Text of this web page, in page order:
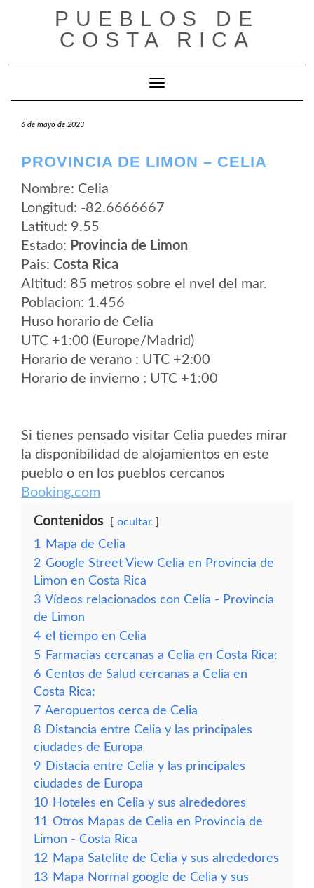
PUEBLOS DE
COSTA RICA
Cambiar modo de navegación
6 de mayo de 2023
PROVINCIA DE LIMON – CELIA
Nombre: Celia
Longitud: -82.6666667
Latitud: 9.55
Estado: Provincia de Limon
Pais: Costa Rica
Altitud: 85 metros sobre el nvel del mar.
Poblacion: 1.456
Huso horario de Celia
UTC +1:00 (Europe/Madrid)
Horario de verano : UTC +2:00
Horario de invierno : UTC +1:00
Si tienes pensado visitar Celia puedes mirar
la disponibilidad de alojamientos en este
pueblo o en los pueblos cercanos
Booking.com
Contenidos ocultar
1
Mapa de Celia
2 Google Street View Celia en Provincia de
Limon en Costa Rica
3 Vídeos relacionados con Celia - Provincia
de Limon
4 el tiempo en Celia
5 Farmacias cercanas a Celia en Costa Rica:
6 Centos de Salud cercanas a Celia en
Costa Rica:
7 Aeropuertos cerca de Celia
8 Distancia entre Celia y las principales
ciudades de Europa
9 Distacia entre Celia y las principales
ciudades de Europa
10 Hoteles en Celia y sus alrededores
11 Otros Mapas de Celia en Provincia de
Limon - Costa Rica
12 Mapa Satelite de Celia y sus alrededores
13 Mapa Normal google de Celia y sus